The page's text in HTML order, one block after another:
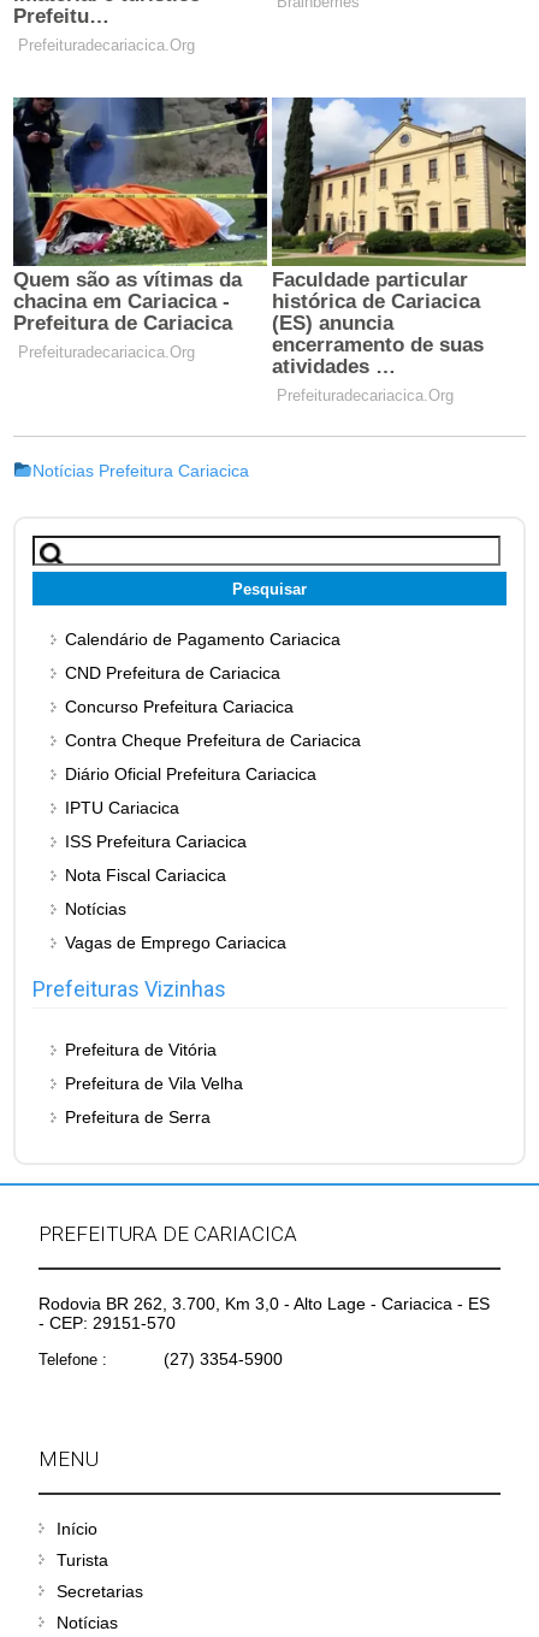
Notícias Prefeitura Cariacica
Pesquisar
por:
Calendário de Pagamento Cariacica
CND Prefeitura de Cariacica
Concurso Prefeitura Cariacica
Contra Cheque Prefeitura de Cariacica
Diário Oficial Prefeitura Cariacica
IPTU Cariacica
ISS Prefeitura Cariacica
Nota Fiscal Cariacica
Notícias
Vagas de Emprego Cariacica
Prefeituras Vizinhas
Prefeitura de Vitória
Prefeitura de Vila Velha
Prefeitura de Serra
PREFEITURA DE CARIACICA
Rodovia BR 262, 3.700, Km 3,0 - Alto Lage - Cariacica - ES
- CEP: 29151-570
Telefone : (27) 3354-5900
MENU
Início
Turista
Secretarias
Notícias